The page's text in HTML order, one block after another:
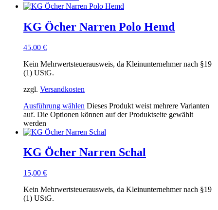
KG Öcher Narren Polo Hemd
45,00 €
Kein Mehrwertsteuerausweis, da Kleinunternehmer nach §19
(1) UStG.
zzgl. Versandkosten
Ausführung wählen Dieses Produkt weist mehrere Varianten
auf. Die Optionen können auf der Produktseite gewählt
werden
KG Öcher Narren Schal
15,00 €
Kein Mehrwertsteuerausweis, da Kleinunternehmer nach §19
(1) UStG.